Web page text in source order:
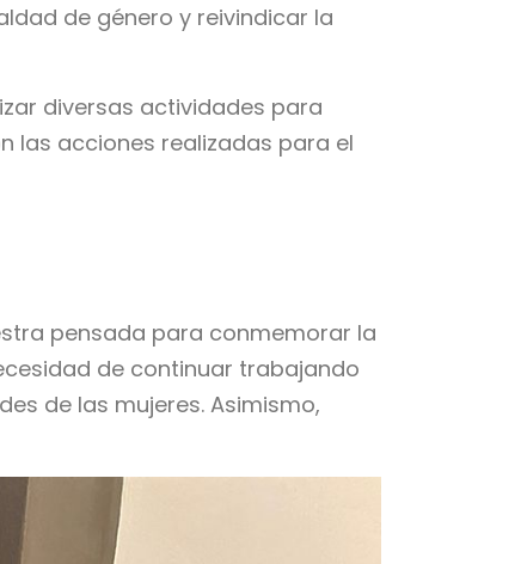
de género y reivindicar la
diversas actividades para
las acciones realizadas para el
pensada para conmemorar la
de continuar trabajando
de las mujeres. Asimismo,